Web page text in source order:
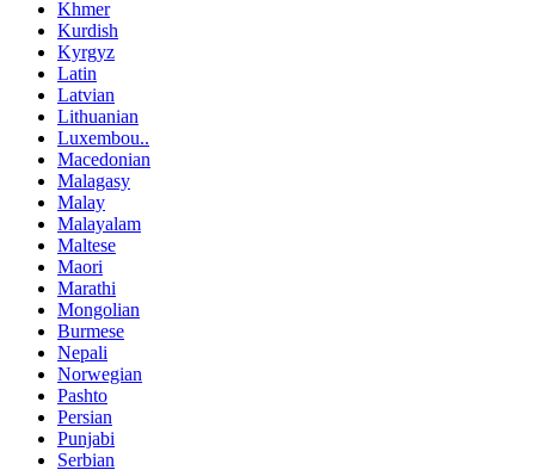
Khmer
Kurdish
Kyrgyz
Latin
Latvian
Lithuanian
Luxembou..
Macedonian
Malagasy
Malay
Malayalam
Maltese
Maori
Marathi
Mongolian
Burmese
Nepali
Norwegian
Pashto
Persian
Punjabi
Serbian